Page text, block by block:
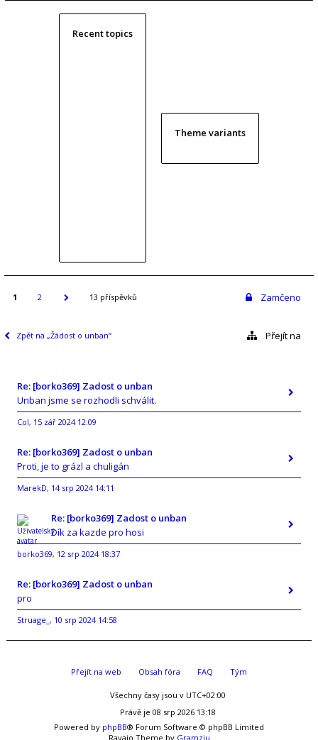
Recent topics
Theme variants
1 2 13 příspěvků Zamčeno
Zpět na „Žádost o unban“ Přejít na
Re: [borko369] Zadost o unban
Unban jsme se rozhodli schválit.
Col, 15 zář 2024 12:09
Re: [borko369] Zadost o unban
Proti, je to grázl a chuligán
MarekD, 14 srp 2024 14:11
Re: [borko369] Zadost o unban
Dík za kazde pro hosi
borko369, 12 srp 2024 18:37
Re: [borko369] Zadost o unban
pro
Struage_ , 10 srp 2024 14:58
Přejít na web Obsah fóra FAQ Tým
Všechny časy jsou v UTC+02:00
Právě je 08 srp 2026 13:18
Powered by phpBB® Forum Software © phpBB Limited
Ravaio Theme by Gramziu